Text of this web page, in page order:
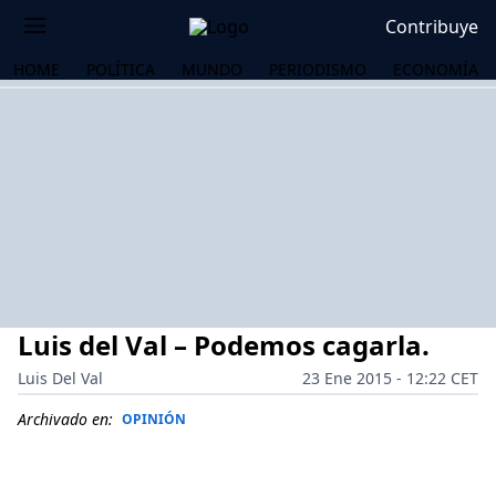
Contribuye
HOME POLÍTICA MUNDO PERIODISMO ECONOMÍA
Luis del Val – Podemos cagarla.
Luis Del Val
23 Ene 2015 - 12:22 CET
Archivado en: OPINIÓN